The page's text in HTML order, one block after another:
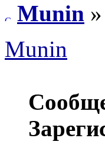
Munin
Munin